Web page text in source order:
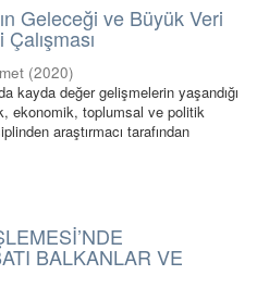
Geleceği ve Büyük Veri
(2020)
kayda değer gelişmelerin yaşandığı
ekonomik, toplumsal ve politik
araştırmacı tarafından
BALKANLAR VE